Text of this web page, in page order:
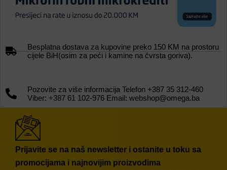
Besplatna dostava za kupovine preko 150 KM na prostoru
cijele BiH(osim za peći i kamine na čvrsta goriva).
Pozovite za više informacija Telefon +387 35 312-460
Viber: +387 61 102-976 Email: webshop@omega.ba
Prijavite se na naš newsletter i ostanite u toku sa
promocijama i najnovijim proizvodima